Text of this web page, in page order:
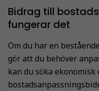
Bidrag till
fungerar det
Om du har en
gör att du behöver
kan du söka